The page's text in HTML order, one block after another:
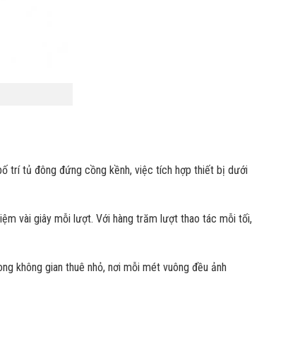
trí tủ đông đứng cồng kềnh, việc tích hợp thiết bị dưới
vài giây mỗi lượt. Với hàng trăm lượt thao tác mỗi tối,
không gian thuê nhỏ, nơi mỗi mét vuông đều ảnh